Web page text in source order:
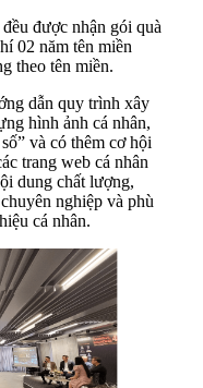
được nhận gói quà
02 năm tên miền
theo tên miền.
dẫn quy trình xây
hình ảnh cá nhân,
và có thêm cơ hội
trang web cá nhân
dung chất lượng,
nghiệp và phù
cá nhân.